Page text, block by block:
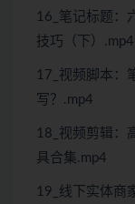
16_笔记标题：
技巧（下）.mp4
17_视频脚本：
写？.mp4
18_视频剪辑：
具合集.mp4
19_线下实体商